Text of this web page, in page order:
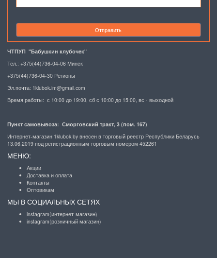
Отправить
ЧТПУП "Бабушкин клубочек"
Тел.: +375(44)736-04-06 Минск
+375(44)736-04-30 Регионы
Эл.почта: 1klubok.im@gmail.com
Время работы: с 10:00 до 19:00, сб с 10:00 до 15:00, вс - выходной
Пункт самовывоза: Сморговский тракт, 3 (пом. 167)
Интернет-магазин 1klubok.by внесен в торговый реестр Республики Беларусь
13.06.2019 под регистрационным торговым номером 452261
МЕНЮ:
Акции
Доставка и оплата
Контакты
Оптовикам
МЫ В СОЦИАЛЬНЫХ СЕТЯХ
instagram(интернет-магазин)
instagram(розничный магазин)